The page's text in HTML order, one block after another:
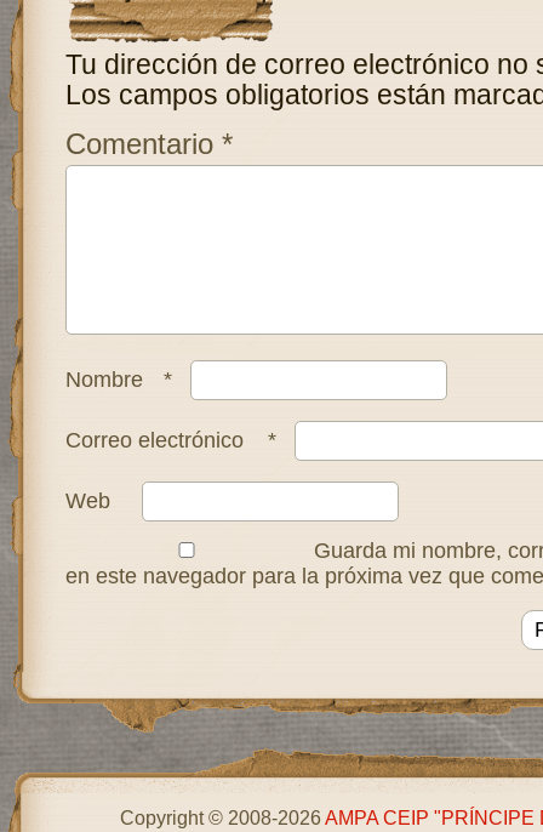
Tu dirección de correo electrónico no
Los campos obligatorios están
Comentario *
Nombre *
Correo electrónico *
Web
Guarda mi nombre,
en este navegador para la próxima vez que
Copyright © 2008-2026AMPA CEIP "PRÍNCIPE